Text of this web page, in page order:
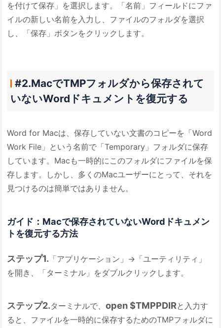
を付けて保存」を選択します。「名前」フィールドにファ
イルの新しい名前を入力し、ファイルのフォルダを選択
し、「保存」ボタンをクリックします。
#2.MacでTMPフォルダから保存されて
いないWordドキュメントを復元する
Word for Macは、保存していない文書のコピーを「Word
Work File」という名前で「Temporary」フォルダに保存
しています。Macも一時的にこのフォルダにファイルを保
存します。しかし、多くのMacユーザーにとって、それを
見つけるのは簡単ではありません。
ガイド：Macで保存されていないWordドキュメン
トを復元する方法
ステップ1. 「アプリケーション」→「ユーティリティ」
を開き、「ターミナル」をダブルクリックします。
ステップ2.ターミナルで、open $TMPPDIRと入力す
ると、ファイルを一時的に保存するためのTMPフォルダに